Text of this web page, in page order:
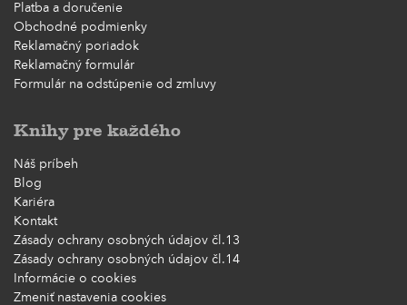
Platba a doručenie
Obchodné podmienky
Reklamačný poriadok
Reklamačný formulár
Formulár na odstúpenie od zmluvy
Knihy pre každého
Náš príbeh
Blog
Kariéra
Kontakt
Zásady ochrany osobných údajov čl.13
Zásady ochrany osobných údajov čl.14
Informácie o cookies
Zmeniť nastavenia cookies